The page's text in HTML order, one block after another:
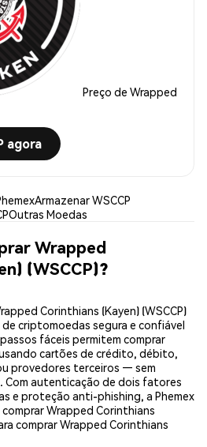
Preço de Wrapped
agora
Armazenar WSCCP
Outras Moedas
Wrapped
(WSCCP)?
Corinthians (Kayen) (WSCCP)
de criptomoedas segura e confiável
fáceis permitem comprar
cartões de crédito, débito,
provedores terceiros — sem
Com autenticação de dois fatores
e proteção anti-phishing, a Phemex
Wrapped Corinthians
comprar Wrapped Corinthians